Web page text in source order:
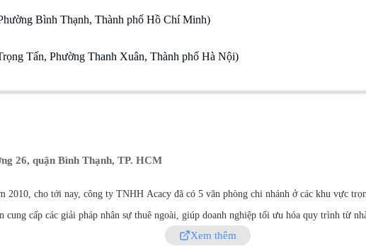
Bình Thạnh, Thành phố Hồ Chí Minh)
Tấn, Phường Thanh Xuân, Thành phố Hà Nội)
26, quận Bình Thạnh, TP. HCM
2010, cho tới nay, công ty TNHH Acacy đã có 5 văn phòng chi nhánh ở các khu vực
cung cấp các giải pháp nhân sự thuê ngoài, giúp doanh nghiệp tối ưu hóa quy trình từ
vụ đáng tin cậy, linh hoạt và hiệu quả. Tầm Nhìn & Sứ Mệnh
Xem thêm